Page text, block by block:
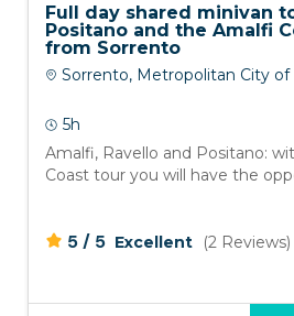
Full day shared minivan
Positano and the Amalfi
from Sorrento
Sorrento, Metropolitan City of
5h
Amalfi, Ravello and Positano:
Coast tour you will have the
5 / 5 Excellent (2 Reviews)